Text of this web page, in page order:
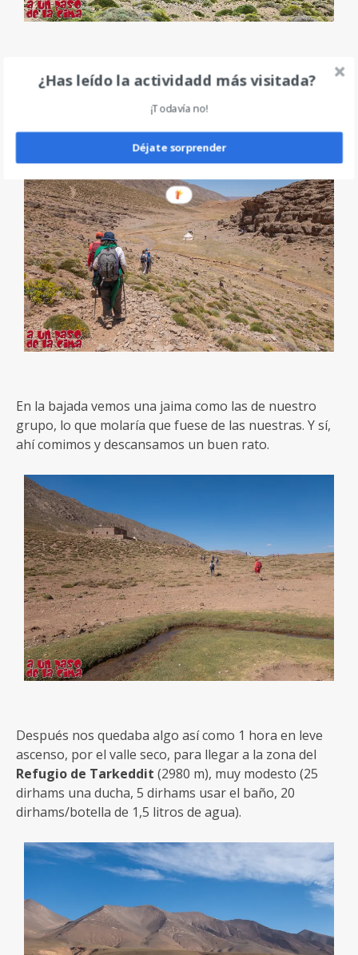
Unas zetas en descenso nos dejan en un valle seco, el
desde hace mucho, ¡qué pena!
En la bajada vemos una jaima como las de nuestro
grupo, lo que molaría que fuese de las nuestras. Y sí,
ahí comimos y descansamos un buen rato.
Después nos quedaba algo así como 1 hora en leve
ascenso, por el valle seco, para llegar a la zona del
Refugio de Tarkeddit (2980 m), muy modesto (25
dirhams una ducha, 5 dirhams usar el baño, 20
dirhams/botella de 1,5 litros de agua).
¿Has leído la actividadd más visitada?
¡Todavía no!
Déjate sorprender